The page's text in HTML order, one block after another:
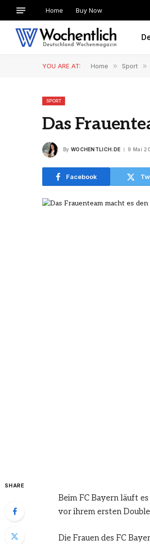
Home Buy Now
YOU ARE AT: Home » Sport »
SPORT
Das
By WOCHENTLICH.DE 9 Mai
Facebook
SHARE
Beim FC Bayern läuft
vor ihrem ersten
Die Frauen des FC